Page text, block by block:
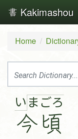
Kakimashou
Home
い ま
今
ごろ
頃